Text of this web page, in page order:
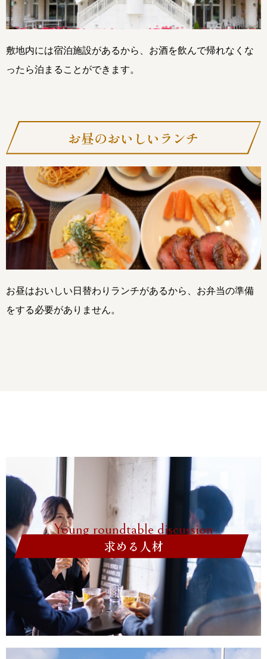
敷地内には宿泊施設があるから、お酒を飲んで帰れなくな
ったら泊まることができます。
お昼のおいしいランチ
お昼はおいしい日替わりランチがあるから、お弁当の準備
をする必要がありません。
Young roundtable discussion
求める人材